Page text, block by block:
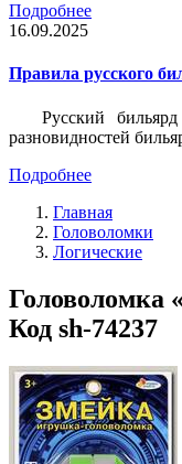
Подробнее
16.09.2025
Правила русского
Русский
разновидностей
Подробнее
Главная
Головоломки
Логические
Головоломка
Код sh-74237